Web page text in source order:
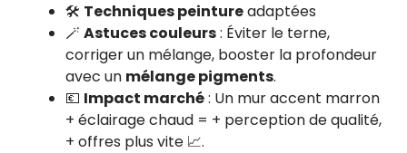
🛠️ Techniques peintureadaptées
🪄 Astuces couleurs: Éviter le terne,
corriger un mélange, booster la profondeur
avec un mélange pigments.
💶 Impact marché: Un mur accent marron
+ éclairage chaud = + perception de qualité,
+ offres plus vite 📈.